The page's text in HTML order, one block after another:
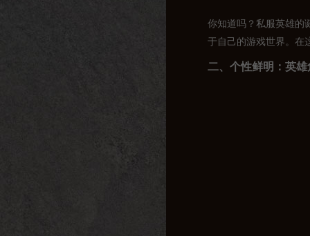
你知道吗？私服英雄的
于自己的游戏世界。在
二、个性鲜明：英